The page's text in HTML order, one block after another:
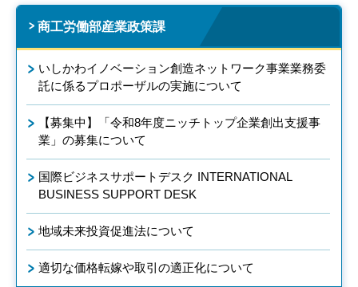
商工労働部産業政策課
いしかわイノベーション創造ネットワーク事業業務委
託に係るプロポーザルの実施について
【募集中】「令和8年度ニッチトップ企業創出支援事
業」の募集について
国際ビジネスサポートデスク INTERNATIONAL
BUSINESS SUPPORT DESK
地域未来投資促進法について
適切な価格転嫁や取引の適正化について